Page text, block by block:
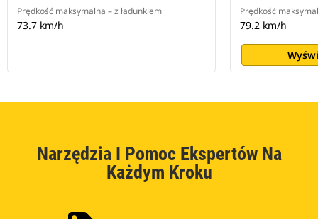
Prędkość maksymalna – z ładunkiem
73.7 km/h
Prędkość
79.2 km/h
Narzędzia I Pomoc Ekspertów Na
Każdym Kroku